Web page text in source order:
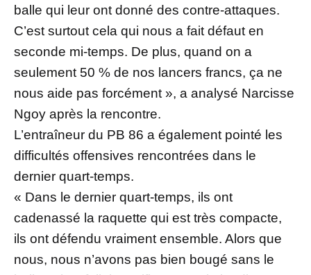
balle qui leur ont donné des contre-attaques.
C’est surtout cela qui nous a fait défaut en
seconde mi-temps. De plus, quand on a
seulement 50 % de nos lancers francs, ça ne
nous aide pas forcément », a analysé Narcisse
Ngoy après la rencontre.
L’entraîneur du PB 86 a également pointé les
difficultés offensives rencontrées dans le
dernier quart-temps.
« Dans le dernier quart-temps, ils ont
cadenassé la raquette qui est très compacte,
ils ont défendu vraiment ensemble. Alors que
nous, nous n’avons pas bien bougé sans le